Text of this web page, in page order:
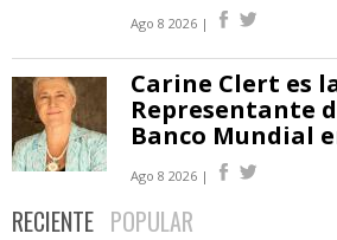
Ago 8 2026 |
Carine Clert es
Representante
Banco Mundial
Ago 8 2026 |
RECIENTE POPULAR